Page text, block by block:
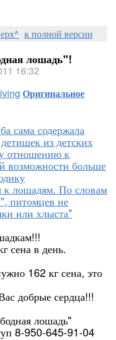
к полной версии
лошадь"!
16:32
Оригинальное
сама содержала
из детских
отношению к
возможности больше
к лошадям. По словам
питомцев не
или хлыста"
сена в день.
162 кг сена, это
добрые сердца!!!
лошадь"
8-950-645-91-04